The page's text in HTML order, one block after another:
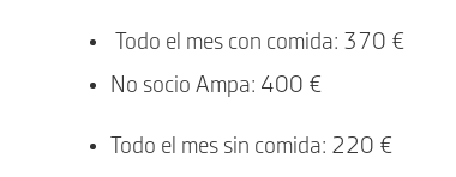
Todo el mes con comida: 370 €
No socio Ampa: 400 €
Todo el mes sin comida: 220 €